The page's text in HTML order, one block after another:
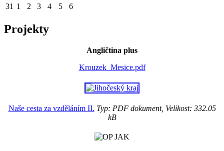
31 1 2 3 4 5 6
Projekty
Angličtina plus
Krouzek_Mesice.pdf
Naše cesta za vzděláním II. Typ: PDF dokument, Velikost: 332.05
kB